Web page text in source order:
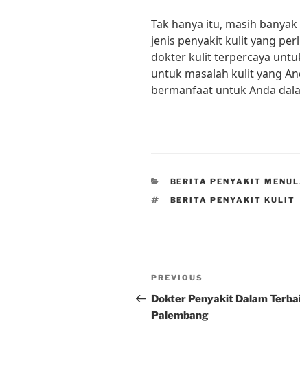
Tak hanya itu, masih
jenis penyakit kulit yang
dokter kulit terpercaya
untuk masalah kulit yang
bermanfaat untuk Anda
CATEGORIES
BERITA PENYAKIT
TAGS
BERITA PENYAKIT KULIT
Post
navigation
Previous
Post
PREVIOUS
Dokter Penyakit Dalam
Palembang